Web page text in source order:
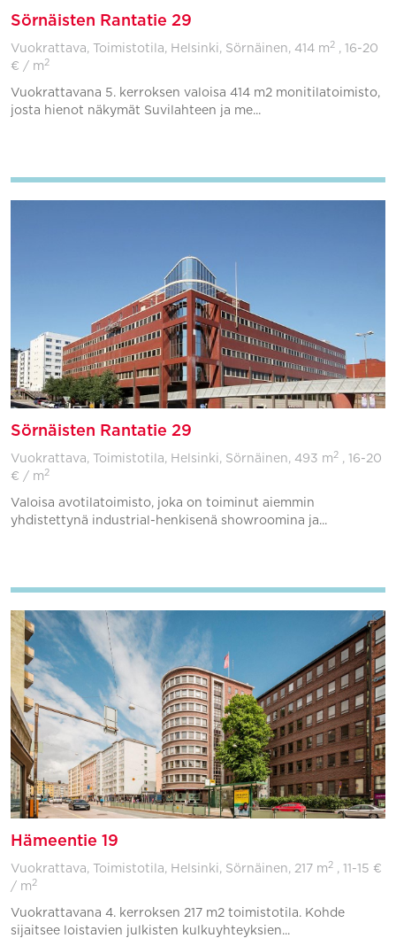
Sörnäisten Rantatie 29
Vuokrattava, Toimistotila, Helsinki, Sörnäinen, 414 m 2 , 16-20
€ / m 2
Vuokrattavana 5. kerroksen valoisa 414 m2 monitilatoimisto,
josta hienot näkymät Suvilahteen ja me...
Sörnäisten Rantatie 29
Vuokrattava, Toimistotila, Helsinki, Sörnäinen, 493 m 2 , 16-20
€ / m 2
Valoisa avotilatoimisto, joka on toiminut aiemmin
yhdistettynä industrial-henkisenä showroomina ja...
Hämeentie 19
Vuokrattava, Toimistotila, Helsinki, Sörnäinen, 217 m 2 , 11-15 €
/ m 2
Vuokrattavana 4. kerroksen 217 m2 toimistotila. Kohde
sijaitsee loistavien julkisten kulkuyhteyksien...